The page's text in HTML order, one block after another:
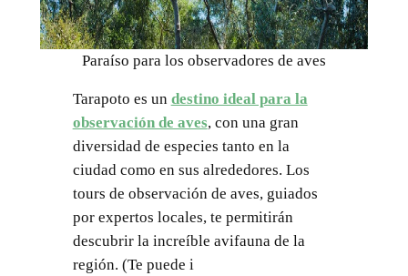
Paraíso para los observadores de aves
Tarapoto es un destino ideal para la
observación de aves, con una gran
diversidad de especies tanto en la
ciudad como en sus alrededores. Los
tours de observación de aves, guiados
por expertos locales, te permitirán
descubrir la increíble avifauna de la
región. (Te puede i